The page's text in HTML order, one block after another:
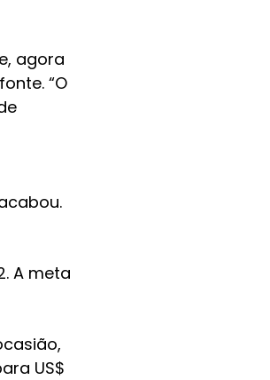
agora
“O
A meta
US$